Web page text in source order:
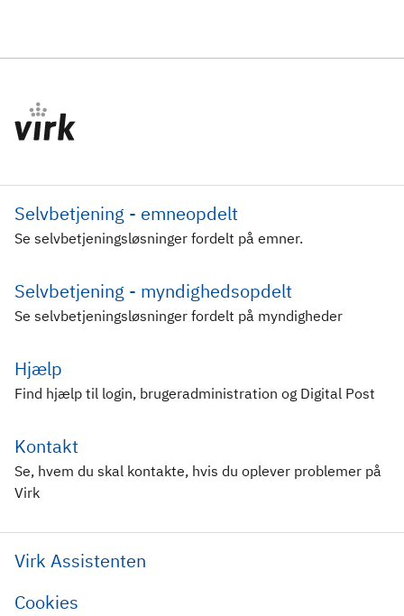
Selvbetjening - emneopdelt
Se selvbetjeningsløsninger fordelt på emner.
Selvbetjening - myndighedsopdelt
Se selvbetjeningsløsninger fordelt på myndigheder
Hjælp
Find hjælp til login, brugeradministration og Digital Post
Kontakt
Se, hvem du skal kontakte, hvis du oplever problemer på
Virk
Virk Assistenten
Cookies